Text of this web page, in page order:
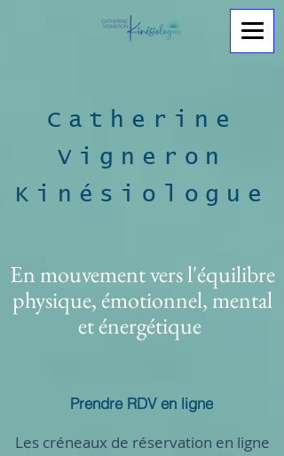
Prendre RDV en ligne
Catherine
Vigneron
Kinésiologue
En mouvement vers l'équilibre
physique, émotionnel, mental
et énergétique
Les créneaux de réservation en ligne